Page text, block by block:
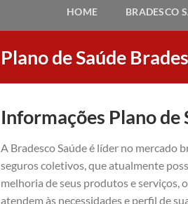
HOME BRADESCO
Plano de Saúde
Informações Plano de
A Bradesco Saúde é líder no mercado
seguros coletivos, que atualmente
melhoria de seus produtos e serviços,
atendem às necessidades e perfil de